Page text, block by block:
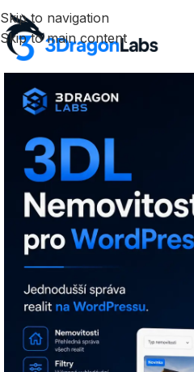
Skip to navigation
Skip to main content